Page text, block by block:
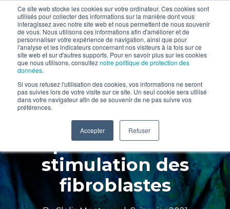
Ce site web stocke les cookies sur votre ordinateur. Ces cookies sont
utilisés pour collecter des informations sur la manière dont vous
interagissez avec notre site web et nous permettent de nous souvenir
de vous. Nous utilisons ces informations afin d'améliorer et de
personnaliser votre expérience de navigation, ainsi que pour
l'analyse et les indicateurs concernant nos visiteurs à la fois sur ce
site web et sur d'autres supports. Pour en savoir plus sur les cookies
que nous utilisons, consulteznotre politique de protection des
données.
Si vous refusez l'utilisation des cookies, vos informations ne seront
pas suivies lors de votre visite sur ce site. Un seul cookie sera utilisé
dans votre navigateur afin de se souvenir de ne pas suivre vos
préférences.
Accepter Refuser
endermologie® :
preuves de la
stimulation des
fibroblastes